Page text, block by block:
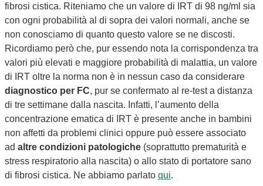
fibrosi cistica. Riteniamo che un valore di IRT di 98 ng/ml sia
con ogni probabilità al di sopra dei valori normali, anche se
non conosciamo di quanto questo valore se ne discosti.
Ricordiamo però che, pur essendo nota la corrispondenza tra
valori più elevati e maggiore probabilità di malattia, un valore
di IRT oltre la norma non è in nessun caso da considerare
diagnostico per FC, pur se confermato al re-test a distanza
di tre settimane dalla nascita. Infatti, l’aumento della
concentrazione ematica di IRT è presente anche in bambini
non affetti da problemi clinici oppure può essere associato
ad altre condizioni patologiche (soprattutto prematurità e
stress respiratorio alla nascita) o allo stato di portatore sano
di fibrosi cistica. Ne abbiamo parlato qui.